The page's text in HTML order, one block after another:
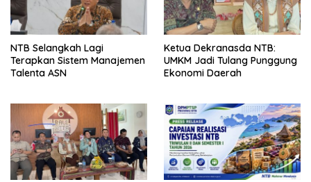
NTB Selangkah Lagi
Terapkan Sistem Manajemen
Talenta ASN
Ketua Dekranasda NTB:
UMKM Jadi Tulang Punggung
Ekonomi Daerah